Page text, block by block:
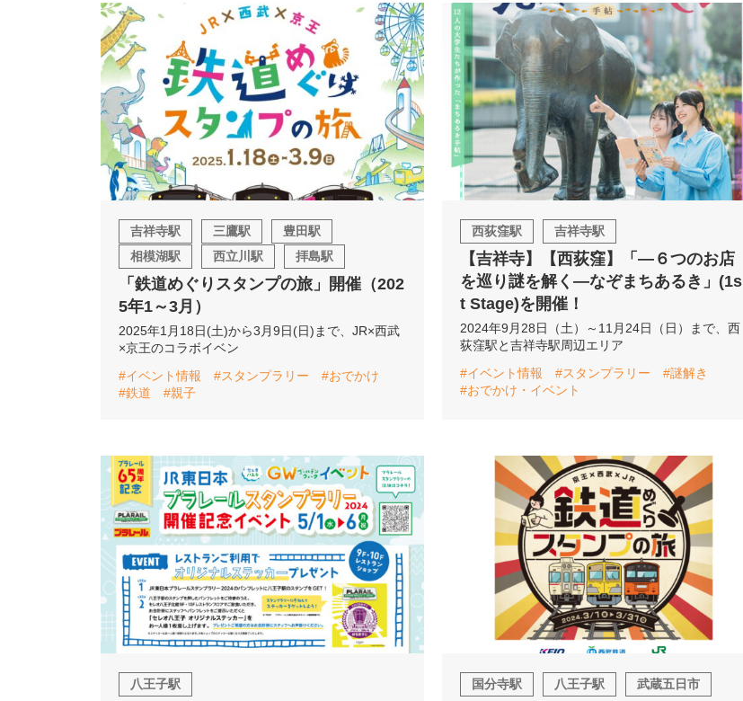
吉祥寺駅 三鷹駅
豊田駅
相模湖駅
西立川駅 拝島駅
「鉄道めぐりスタンプの旅」開催（202
5年1～3月）
2025年1月18日(土)から3月9日(日)まで、JR×西武
×京王のコラボイベン
#イベント情報
#スタンプラリー
#おでかけ
#鉄道
#親子
西荻窪駅 吉祥寺駅
【吉祥寺】【西荻窪】「―６つのお店
を巡り謎を解く―なぞまちあるき」(1s
t Stage)を開催！
2024年9月28日（土）～11月24日（日）まで、西
荻窪駅と吉祥寺駅周辺エリア
#イベント情報
#スタンプラリー
#謎解き
#おでかけ・イベント
八王子駅 国分寺駅 八王子駅 武蔵五日市